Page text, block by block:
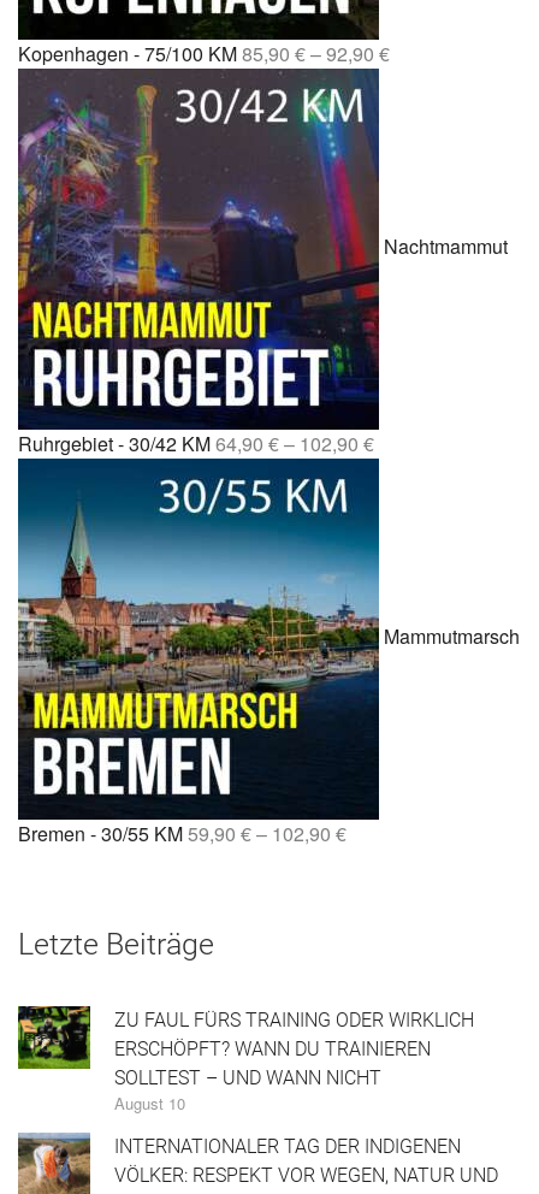
Kopenhagen - 75/100 KM85,90 €–92,90 €
Nachtmammut
Ruhrgebiet - 30/42 KM64,90 €– 102,90 €
Mammutmarsch
Bremen - 30/55 KM59,90 €– 102,90 €
Letzte Beiträge
ZU FAUL FÜRS TRAINING ODER WIRKLICH
ERSCHÖPFT? WANN DU TRAINIEREN
SOLLTEST – UND WANN NICHT
August 10
INTERNATIONALER TAG DER INDIGENEN
VÖLKER: RESPEKT VOR WEGEN, NATUR UND